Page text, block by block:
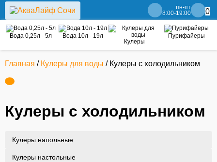
пн-пт
8:00-19:00
0
Вода 0,25л - 5л
Вода 10л - 19л
Кулеры
Пурифайеры
Главная / Кулеры для воды / Кулеры с холодильником
Кулеры с холодильником
Кулеры напольные
Кулеры настольные